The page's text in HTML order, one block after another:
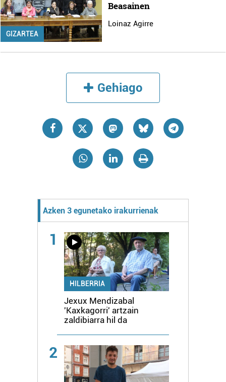
GIZARTEA
Beasainen
Loinaz Agirre
Gehiago
Azken 3 egunetako irakurrienak
1
HILBERRIA
Jexux Mendizabal
'Kaxkagorri' artzain
zaldibiarra hil da
2